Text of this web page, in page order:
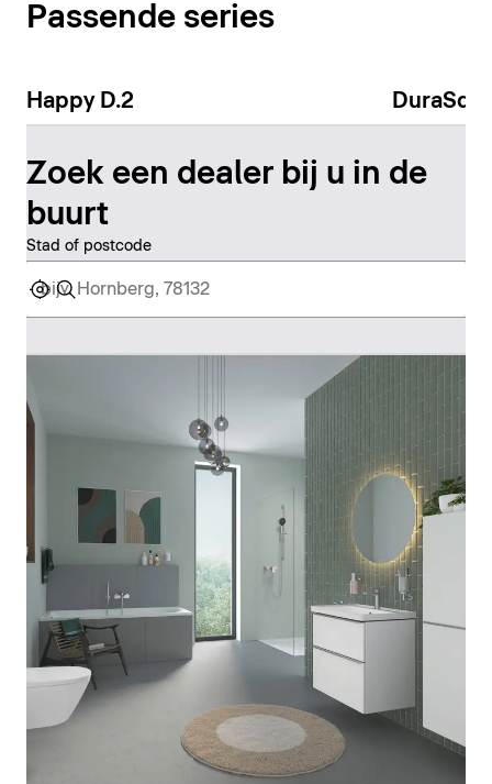
Passende series
Happy D.2
Zoek een dealer bij u in de
buurt
Stad of postcode